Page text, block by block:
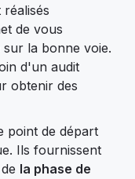
de vous
la bonne voie.
d'un audit
obtenir des
point de départ
Ils fournissent
la phase de